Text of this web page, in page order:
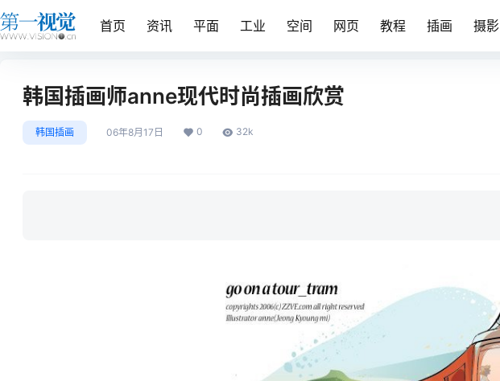
首页 资讯 平面 工业 空间 网页 教程 插画 摄影
韩国插画师anne现代时尚插画欣赏
韩国插画 06年8月17日 0 32k